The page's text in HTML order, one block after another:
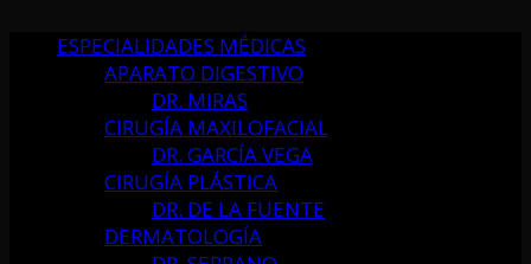
ESPECIALIDADES MÉDICAS
APARATO DIGESTIVO
DR. MIRAS
CIRUGÍA MAXILOFACIAL
DR. GARCÍA VEGA
CIRUGÍA PLÁSTICA
DR. DE LA FUENTE
DERMATOLOGÍA